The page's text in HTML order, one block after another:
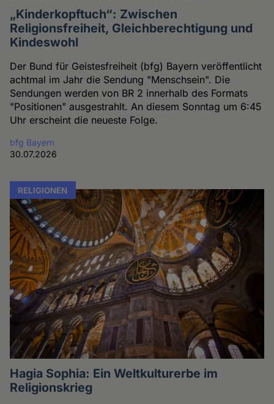
„Kinderkopftuch“: Zwischen
Religionsfreiheit, Gleichberechtigung und
Kindeswohl
Der Bund für Geistesfreiheit (bfg) Bayern veröffentlicht
achtmal im Jahr die Sendung "Menschsein". Die
Sendungen werden von BR 2 innerhalb des Formats
"Positionen" ausgestrahlt. An diesem Sonntag um 6:45
Uhr erscheint die neueste Folge.
bfg Bayern
30.07.2026
RELIGIONEN
Hagia Sophia: Ein Weltkulturerbe im
Religionskrieg